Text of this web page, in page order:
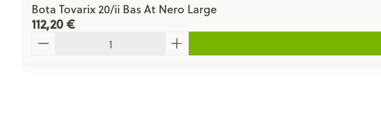
Bota Tovarix 20/ii Bas At Nero Large
112,20 €